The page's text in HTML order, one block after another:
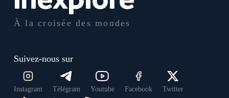
À la croisée des mondes
Suivez-nous sur
Instagram Télégram Youtube Facebook Twitter